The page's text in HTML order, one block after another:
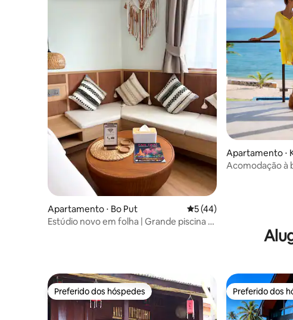
Apartamento ⋅ Bo Put 5 de uma avaliação média
5 (44)
Estúdio novo em folha | Grande piscina e
Apartamento ⋅
Acomodação à
Preferido dos hóspedes
Preferido dos hóspedes Preferido dos
Preferido dos